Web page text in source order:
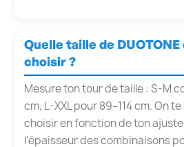
Quelle taille de DUOTONE
choisir ?
Mesure ton tour de taille : S-M
cm, L-XXL pour 89–114 cm. On
choisir en fonction de ton
l'épaisseur des combinaisons